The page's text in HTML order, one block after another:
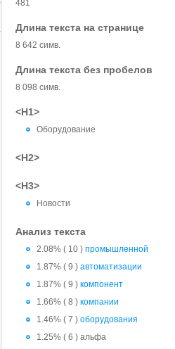
481
Длина текста на странице
8 642 симв.
Длина текста без пробелов
8 098 симв.
<H1>
Оборудование
<H2>
<H3>
Новости
Анализ текста
2.08% ( 10 ) промышленной
1.87% ( 9 ) автоматизации
1.87% ( 9 ) компонент
1.66% ( 8 ) компании
1.46% ( 7 ) оборудования
1.25% ( 6 ) альфа